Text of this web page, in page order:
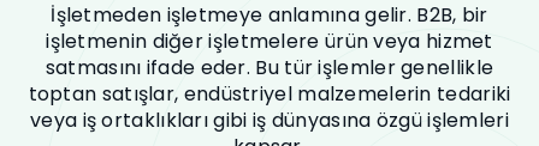
İşletmeden işletmeye anlamına gelir. B2B, bir
işletmenin diğer işletmelere ürün veya hizmet
satmasını ifade eder. Bu tür işlemler genellikle
toptan satışlar, endüstriyel malzemelerin tedariki
veya iş ortaklıkları gibi iş dünyasına özgü işlemleri